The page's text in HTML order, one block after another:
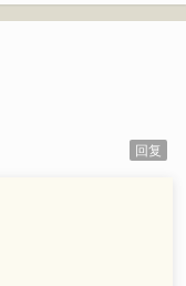
回复